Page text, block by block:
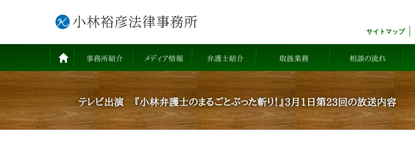
サイトマップ
事務所紹介 メディア情報 弁護士紹介 取扱業務 相談の流れ
テレビ出演 『小林弁護士のまるごとぶった斬り！』3月1日第23回の放送内容